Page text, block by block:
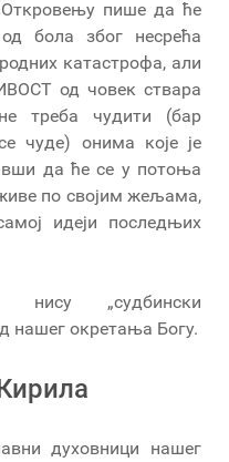
пише да ће
бола због несрећа
катастрофа, али
од човек ствара
треба чудити (бар
чуде) онима које је
да ће се у потоња
по својим жељама,
идеји последњих
„судбински
нашег окретања Богу.
духовници нашег